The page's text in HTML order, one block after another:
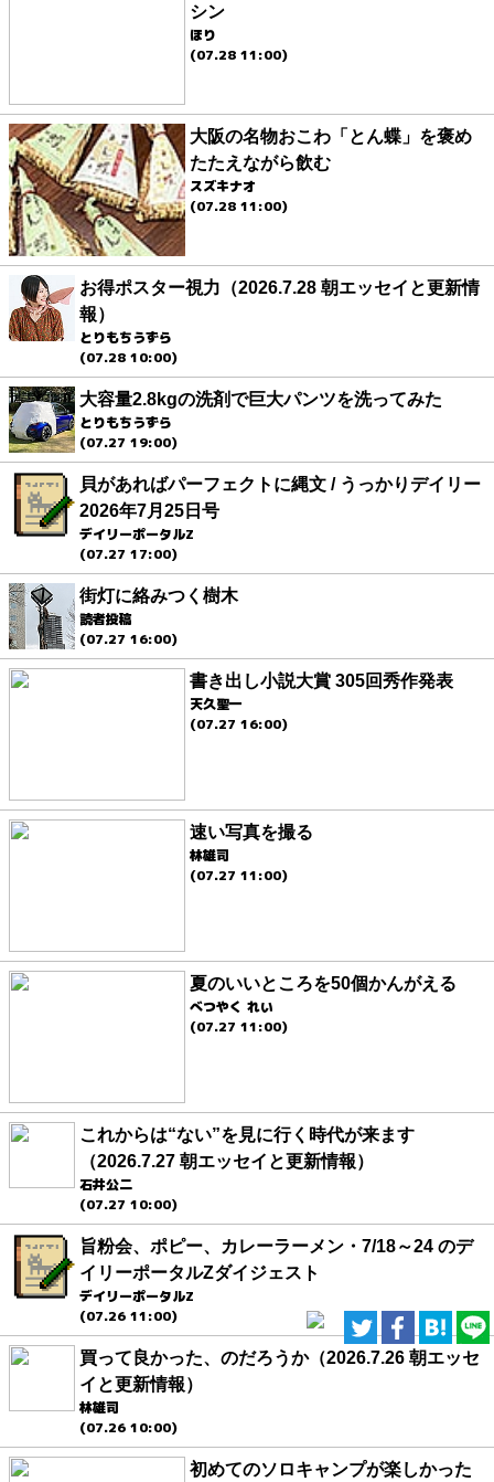
シン
ほり
(07.28 11:00)
大阪の名物おこわ「とん蝶」を褒め
たたえながら飲む
スズキナオ
(07.28 11:00)
お得ポスター視力（2026.7.28 朝エッセイと更新情
報）
とりもちうずら
(07.28 10:00)
大容量2.8kgの洗剤で巨大パンツを洗ってみた
とりもちうずら
(07.27 19:00)
貝があればパーフェクトに縄文 / うっかりデイリー
2026年7月25日号
デイリーポータルZ
(07.27 17:00)
街灯に絡みつく樹木
読者投稿
(07.27 16:00)
書き出し小説大賞 305回秀作発表
天久聖一
(07.27 16:00)
速い写真を撮る
林雄司
(07.27 11:00)
夏のいいところを50個かんがえる
べつやく れい
(07.27 11:00)
これからは“ない”を見に行く時代が来ます
（2026.7.27 朝エッセイと更新情報）
石井公二
(07.27 10:00)
旨粉会、ポピー、カレーラーメン・7/18～24 のデ
イリーポータルZダイジェスト
デイリーポータルZ
(07.26 11:00)
買って良かった、のだろうか（2026.7.26 朝エッセ
イと更新情報）
林雄司
(07.26 10:00)
初めてのソロキャンプが楽しかった